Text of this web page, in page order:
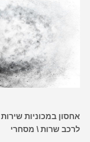
אחסון במכוניות
לרכב שרות \ מסחרי